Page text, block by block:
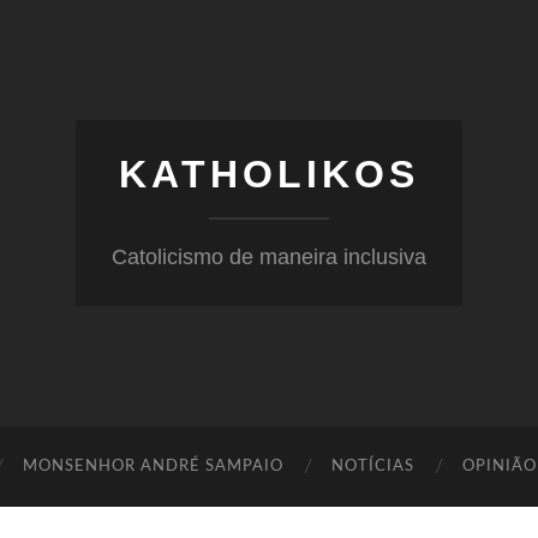
KATHOLIKOS
Catolicismo de maneira inclusiva
MONSENHOR ANDRÉ SAMPAIO NOTÍCIAS OPINIÃO